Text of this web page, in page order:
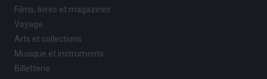
Films, livres et magazines
Voyage
Arts et collections
Musique et instruments
Billetterie